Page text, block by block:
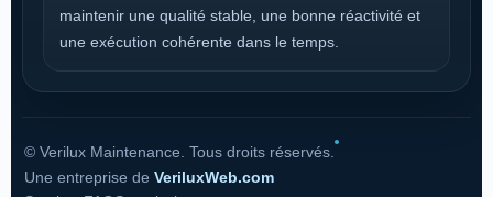
maintenir une qualité stable, une bonne réactivité et
une exécution cohérente dans le temps.
© Verilux Maintenance. Tous droits réservés.
Une entreprise de VeriluxWeb.com